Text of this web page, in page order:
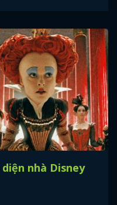
nhà Disney